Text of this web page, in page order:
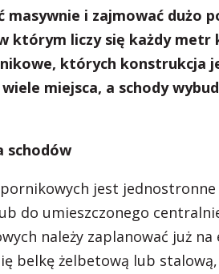
masywnie i zajmować dużo
którym liczy się każdy
których konstrukcja
miejsca, a schody
schodów
jest
do umieszczonego
należy zaplanować już na
belkę żelbetową lub